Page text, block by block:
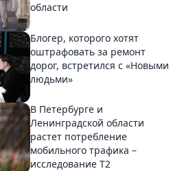
области
Блогер, которого хотят
оштрафовать за ремонт
дорог, встретился с «Новыми
людьми»
В Петербурге и
Ленинградской области
растет потребление
мобильного трафика –
исследование T2